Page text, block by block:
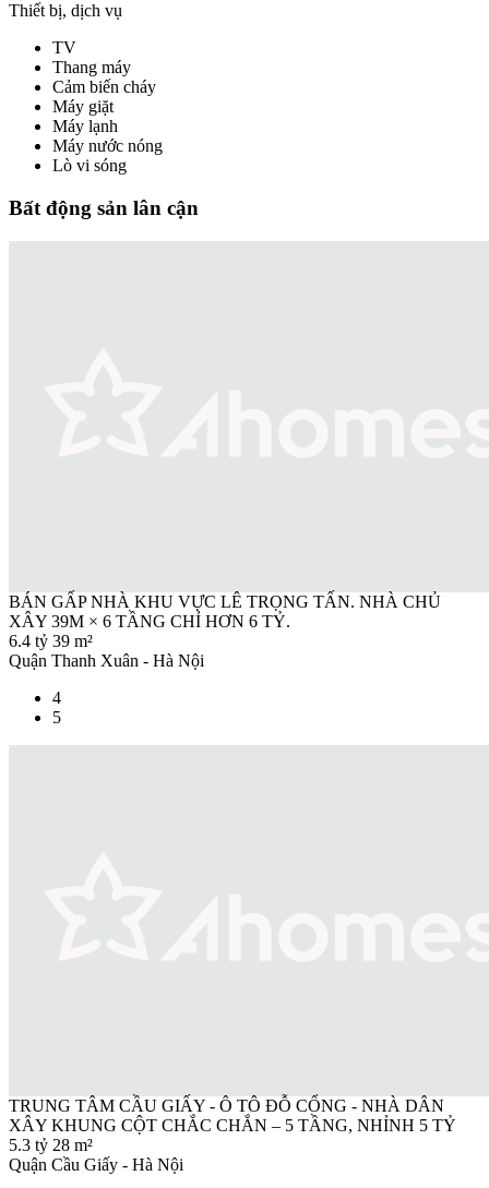
Thiết bị, dịch vụ
TV
Thang máy
Cảm biến cháy
Máy giặt
Máy lạnh
Máy nước nóng
Lò vi sóng
Bất động sản lân cận
BÁN GẤP NHÀ KHU VỰC LÊ TRỌNG TẤN. NHÀ CHỦ
XÂY 39M × 6 TẦNG CHỈ HƠN 6 TỶ.
6.4 tỷ 39 m²
Quận Thanh Xuân - Hà Nội
4
5
TRUNG TÂM CẦU GIẤY - Ô TÔ ĐỖ CỔNG - NHÀ DÂN
XÂY KHUNG CỘT CHẮC CHẮN – 5 TẦNG, NHỈNH 5 TỶ
5.3 tỷ 28 m²
Quận Cầu Giấy - Hà Nội